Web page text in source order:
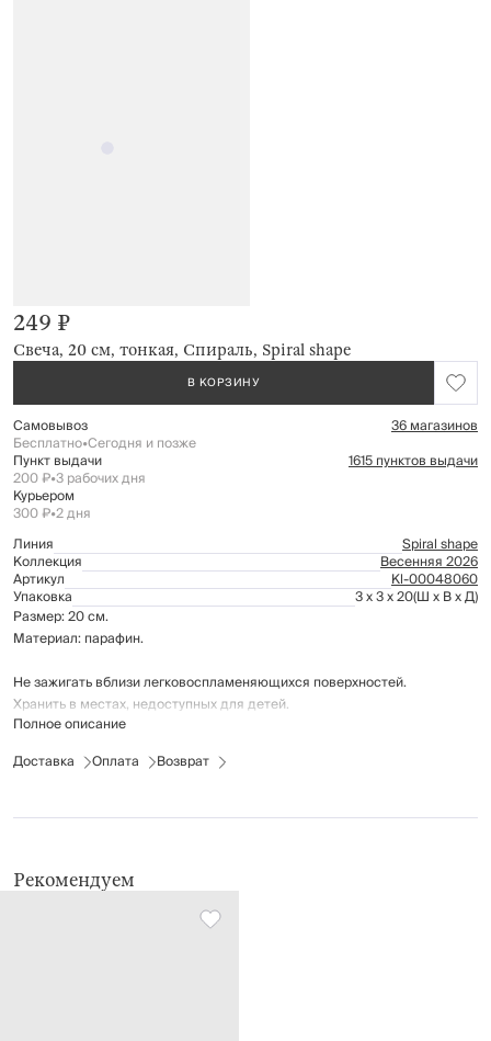
Свеча, 20 см, тонкая, Спираль, Spiral shape
249 ₽
В КОРЗИНУ
Самовывоз 36 магазинов
Бесплатно•Сегодня и позже
Пункт выдачи 1615 пунктов выдачи
200 ₽•3 рабочих дня
Курьером
300 ₽•2 дня
Линия
Spiral shape
Коллекция Весенняя 2026
Артикул Kl-00048060
Упаковка 3 x 3 x 20(Ш x В x Д)
Размер: 20 см.
Материал: парафин.
Не зажигать вблизи легковоспламеняющихся поверхностей.
Хранить в местах, недоступных для детей.
Полное описание
Доставка
Оплата Возврат
Рекомендуем